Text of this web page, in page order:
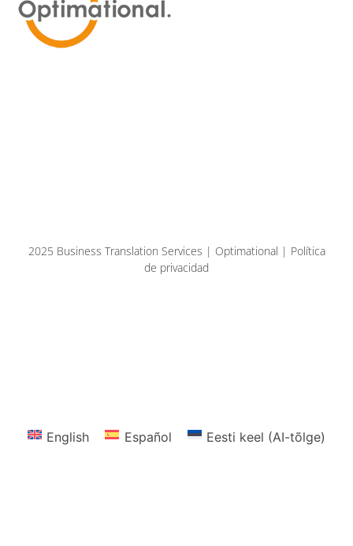
2025 Business Translation Services | Optimational | Política
de privacidad
English Español Eesti keel (AI-tõlge)